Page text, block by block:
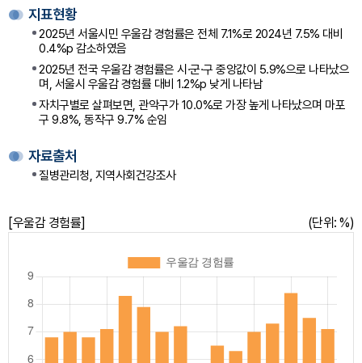
지표현황
2025년 서울시민 우울감 경험률은 전체 7.1%로 2024년 7.5% 대비
0.4%p 감소하였음
2025년 전국 우울감 경험률은 시·군·구 중앙값이 5.9%으로 나타났으
며, 서울시 우울감 경험률 대비 1.2%p 낮게 나타남
자치구별로 살펴보면, 관악구가 10.0%로 가장 높게 나타났으며 마포
구 9.8%, 동작구 9.7% 순임
자료출처
질병관리청, 지역사회건강조사
[우울감 경험률] (단위: %)